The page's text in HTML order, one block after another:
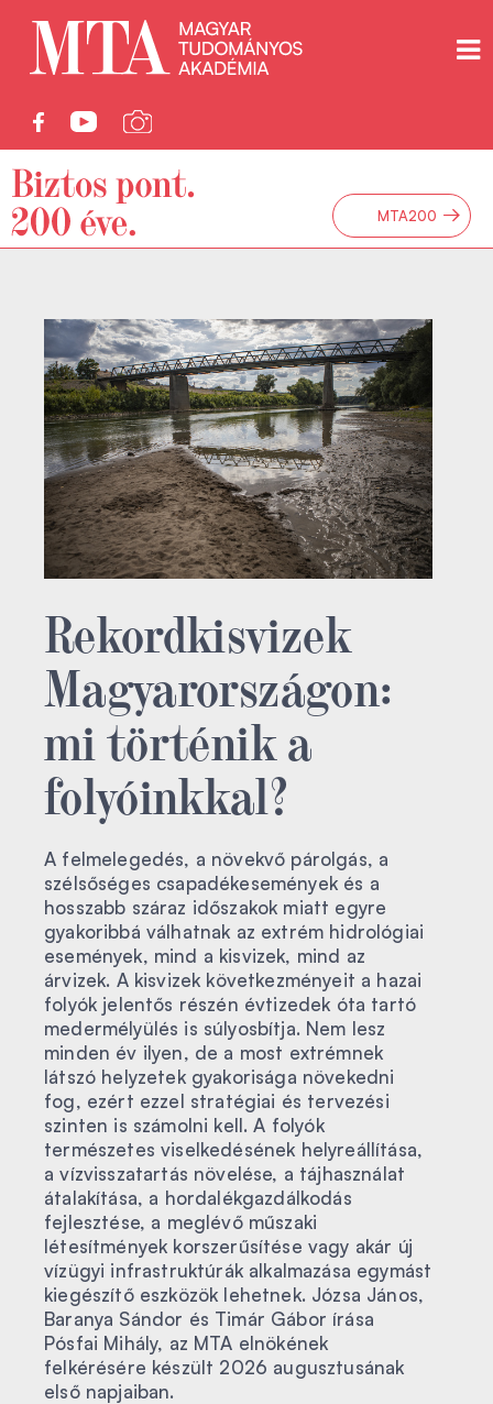
MTA200 →
Rekordkisvizek
Magyarországon:
mi történik a
folyóinkkal?
A felmelegedés, a növekvő párolgás, a
szélsőséges csapadékesemények és a
hosszabb száraz időszakok miatt egyre
gyakoribbá válhatnak az extrém hidrológiai
események, mind a kisvizek, mind az
árvizek. A kisvizek következményeit a hazai
folyók jelentős részén évtizedek óta tartó
medermélyülés is súlyosbítja. Nem lesz
minden év ilyen, de a most extrémnek
látszó helyzetek gyakorisága növekedni
fog, ezért ezzel stratégiai és tervezési
szinten is számolni kell. A folyók
természetes viselkedésének helyreállítása,
a vízvisszatartás növelése, a tájhasználat
átalakítása, a hordalékgazdálkodás
fejlesztése, a meglévő műszaki
létesítmények korszerűsítése vagy akár új
vízügyi infrastruktúrák alkalmazása egymást
kiegészítő eszközök lehetnek. Józsa János,
Baranya Sándor és Timár Gábor írása
Pósfai Mihály, az MTA elnökének
felkérésére készült 2026 augusztusának
első napjaiban.